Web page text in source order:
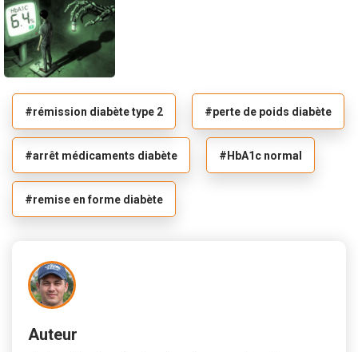
#rémission diabète type 2 #perte de poids diabète
#arrêt médicaments diabète #HbA1c normal
#remise en forme diabète
Auteur